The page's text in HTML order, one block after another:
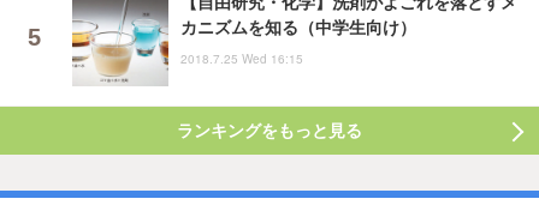
カニズムを知る（中学生向け）
2018.7.25 Wed 16:15
ランキングをもっと見る